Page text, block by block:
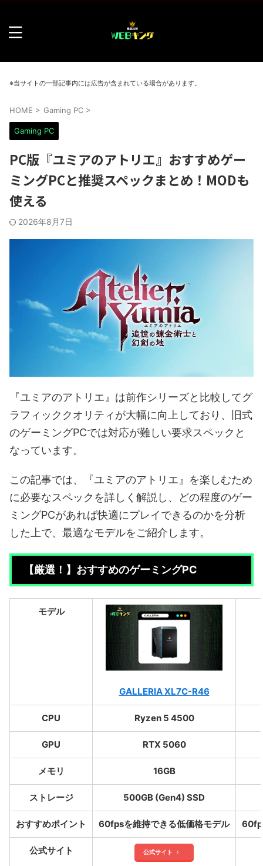
※当サイトの一部記事内には広告が含まれている場合があります。
HOME > Gaming PC >
Gaming PC
PC版『ユミアのアトリエ』おすすめゲー
ミングPCと推奨スペックまとめ！MODも
使える
2026年8月7日
『ユミアのアトリエ』は前作シリーズと比較してグ
ラフィッククオリティが大幅に向上しており、旧式
のゲーミングPCでは対応が難しい要求スペックと
なっています。
この記事では、『ユミアのアトリエ』を楽しむため
に必要なスペックを詳しく解説し、どの程度のゲー
ミングPCがあれば快適にプレイできるのかを分析
した上で、最適なモデルをご紹介します。
【厳選！】おすすめのゲーミングPC
モデル
GALLERIA XL7C-R46
CPU Ryzen 5 4500
GPU RTX 5060
メモリ 16GB
ストレージ 500GB (Gen4) SSD
おすすめポイント 60fpsを維持できる低価格モデル
公式サイト 公式サイト